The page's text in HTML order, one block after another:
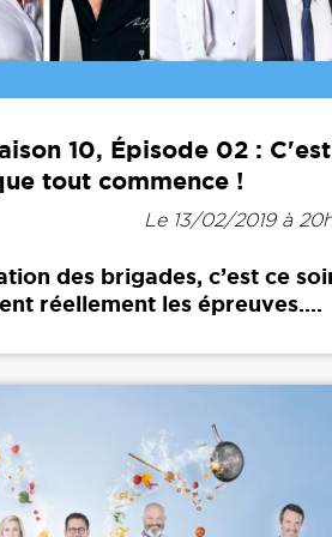
10, Épisode 02 : C'est
tout commence !
Le 13/02/2019 à
des brigades, c’est ce
réellement les épreuves....